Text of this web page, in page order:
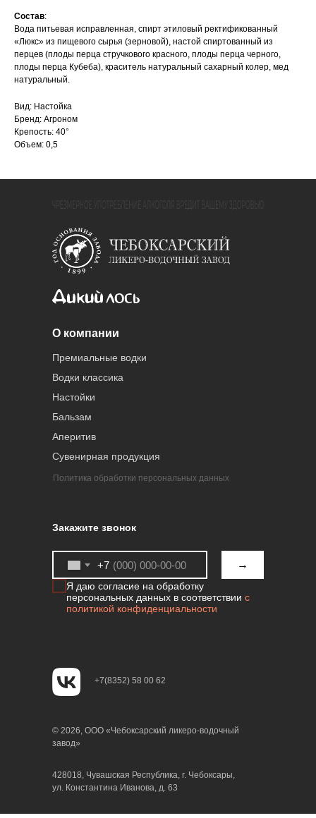
Состав:
Вода питьевая исправленная, спирт этиловый ректификованный
«Люкс» из пищевого сырья (зерновой), настой спиртованный из
перцев (плоды перца стручкового красного, плоды перца черного,
плоды перца Кубеба), краситель натуральный сахарный колер, мед
натуральный.
Вид: Настойка
Бренд: Агроном
Крепость: 40°
Объем: 0,5
© 2026, ООО «Чебоксарский ликеро-водочный
завод»
О компании
Премиальные водки
Водки классика
Настойки
Бальзам
Аперитив
Сувенирная продукция
Политика обработки персональных данных
+7
Я даю согласие на обработку
персональных данных в соответствии с
политикой конфиденциальности
→
Закажите звонок
428018, Чувашская Республика, г. Чебоксары,
ул. Константина Иванова, д. 63
+7(8352) 58 00 62